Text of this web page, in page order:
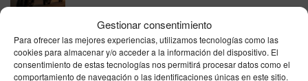
Gestionar consentimiento
Para ofrecer las mejores experiencias, utilizamos tecnologías como las
cookies para almacenar y/o acceder a la información del dispositivo. El
consentimiento de estas tecnologías nos permitirá procesar datos como el
comportamiento de navegación o las identificaciones únicas en este sitio.
06/08/2026
Rafa Jódar firma una gran remontada ante
Moutet y avanza en el Masters 1000 de Canadá
06/08/2026